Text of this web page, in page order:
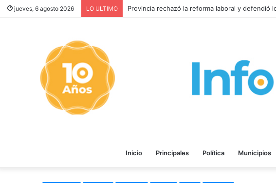
jueves, 6 agosto 2026 LO ULTIMO EL PAPA LEÓN XIV ACEPTÓ VISITAR ARGENTINA
Inicio Principales Política Municipios